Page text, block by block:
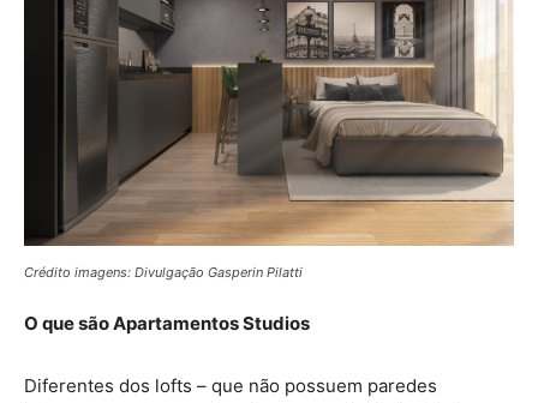
Crédito imagens: Divulgação Gasperin Pilatti
O que são Apartamentos Studios
Diferentes dos lofts – que não possuem paredes